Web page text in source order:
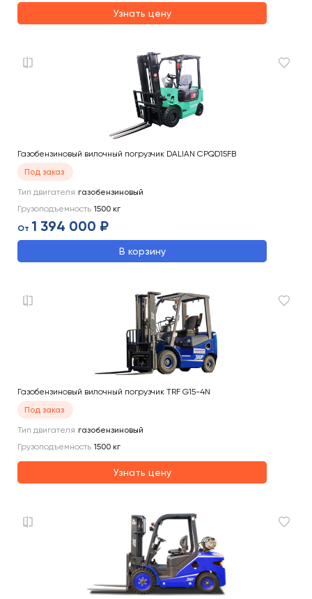
Узнать цену
Газобензиновый вилочный погрузчик DALIAN CPQD15FB
Под заказ
Тип двигателя газобензиновый
Грузоподъемность 1500 кг
От 1 394 000 ₽
В корзину
Газобензиновый вилочный погрузчик TRF G15-4N
Под заказ
Тип двигателя газобензиновый
Грузоподъемность 1500 кг
Узнать цену